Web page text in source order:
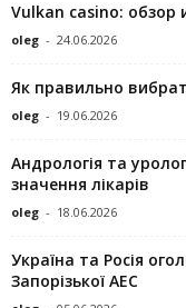
Vulkan casino: обзор
oleg - 24.06.2026
Як правильно
oleg - 19.06.2026
Андрологія та
значення лікарів
oleg - 18.06.2026
Україна та Росія
Запорізької АЕС